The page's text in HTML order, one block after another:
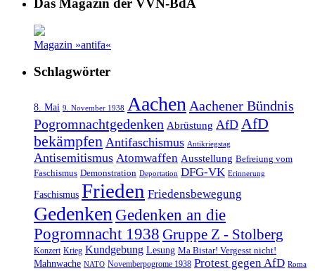
Das Magazin der VVN-BdA
Magazin »antifa«
Schlagwörter
8. Mai 9. November 1938 Aachen Aachener Bündnis
Pogromnachtgedenken Abrüstung AfD AfD
bekämpfen Antifaschismus Antikriegstag
Antisemitismus Atomwaffen Ausstellung Befreiung vom
Faschismus Demonstration Deportation DFG-VK Erinnerung
Faschismus Frieden Friedensbewegung
Gedenken Gedenken an die
Pogromnacht 1938 Gruppe Z - Stolberg
Konzert Krieg Kundgebung Lesung Ma Bistar! Vergesst nicht!
Mahnwache NATO Novemberpogrome 1938 Protest gegen AfD Roma